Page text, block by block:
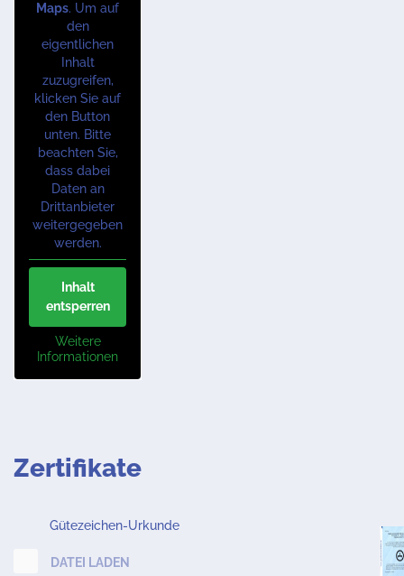
Maps. Um auf
den
eigentlichen
Inhalt
zuzugreifen,
klicken Sie auf
den Button
unten. Bitte
beachten Sie,
dass dabei
Daten an
Drittanbieter
weitergegeben
werden.
Inhalt
entsperren
Weitere
Informationen
Zertifikate
Gütezeichen-Urkunde
DATEI LADEN